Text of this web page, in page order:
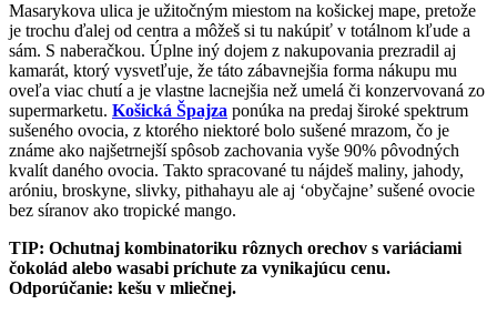
Masarykova ulica je užitočným miestom na košickej mape, pretože
je trochu ďalej od centra a môžeš si tu nakúpiť v totálnom kľude a
sám. S naberačkou. Úplne iný dojem z nakupovania prezradil aj
kamarát, ktorý vysvetľuje, že táto zábavnejšia forma nákupu mu
oveľa viac chutí a je vlastne lacnejšia než umelá či konzervovaná zo
supermarketu. Košická Špajza ponúka na predaj široké spektrum
sušeného ovocia, z ktorého niektoré bolo sušené mrazom, čo je
známe ako najšetrnejší spôsob zachovania vyše 90% pôvodných
kvalít daného ovocia. Takto spracované tu nájdeš maliny, jahody,
aróniu, broskyne, slivky, pithahayu ale aj ‘obyčajne’ sušené ovocie
bez síranov ako tropické mango.
TIP: Ochutnaj kombinatoriku rôznych orechov s variáciami
čokolád alebo wasabi príchute za vynikajúcu cenu.
Odporúčanie: kešu v mliečnej.